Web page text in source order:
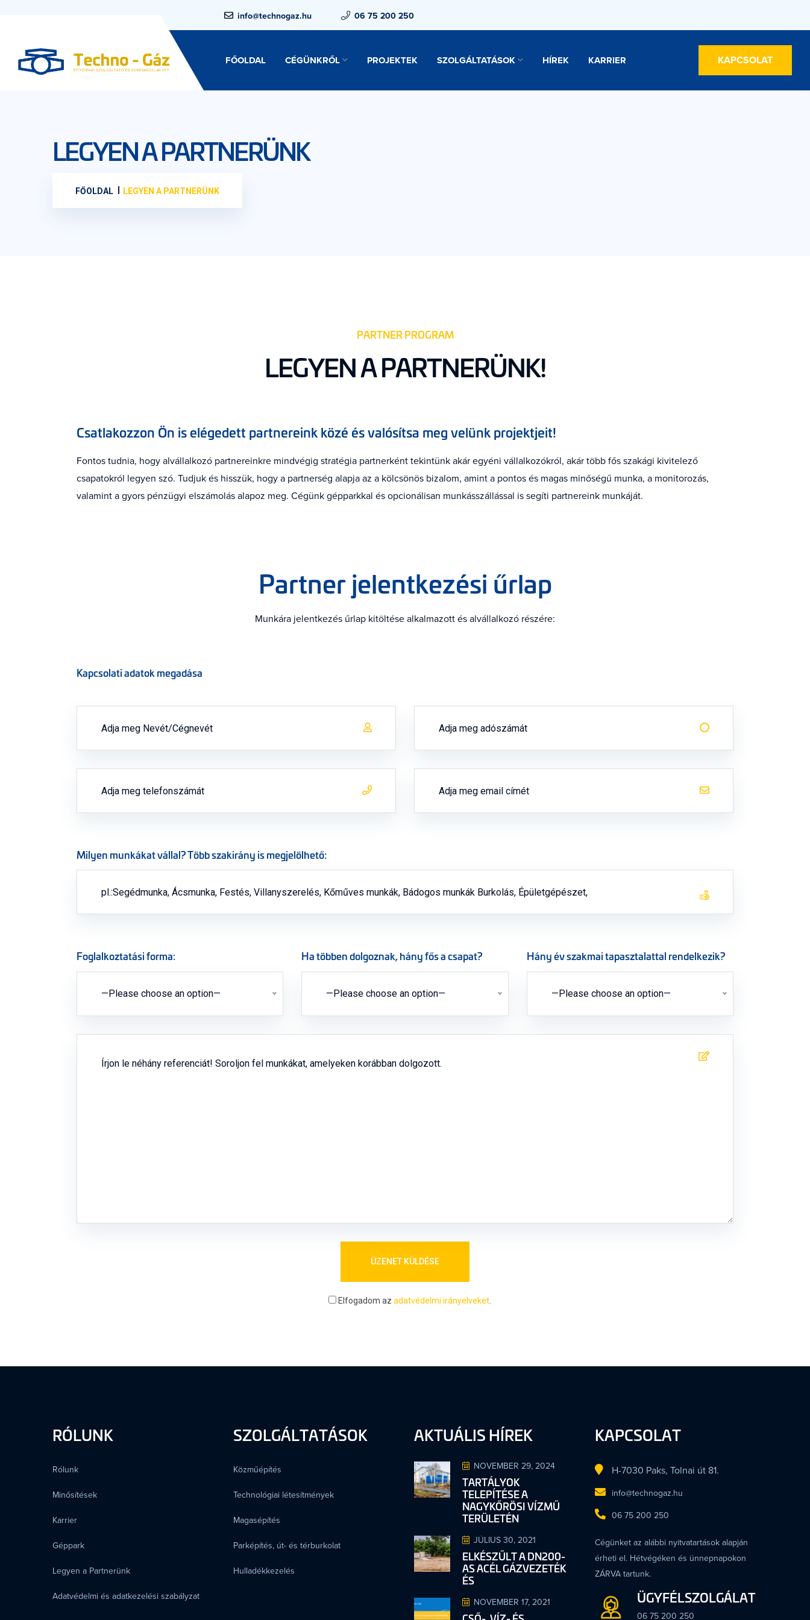
info@technogaz.hu 06 75 200 250
KAPCSOLAT
FŐOLDAL CÉGÜNKRŐL PROJEKTEK SZOLGÁLTATÁSOK HÍREK KARRIER
LEGYEN A PARTNERÜNK
FŐOLDAL LEGYEN A PARTNERÜNK
PARTNER PROGRAM
LEGYEN A PARTNERÜNK!
Csatlakozzon Ön is elégedett partnereink közé és valósítsa meg velünk projektjeit!
Fontos tudnia, hogy alvállalkozó partnereinkre mindvégig stratégia partnerként tekintünk akár egyéni vállalkozókról, akár több fős szakági kivitelező
csapatokról legyen szó. Tudjuk és hisszük, hogy a partnerség alapja az a kölcsönös bizalom, amint a pontos és magas minőségű munka, a monitorozás,
valamint a gyors pénzügyi elszámolás alapoz meg. Cégünk gépparkkal és opcionálisan munkásszállással is segíti partnereink munkáját.
Partner jelentkezési űrlap
Munkára jelentkezés űrlap kitöltése alkalmazott és alvállalkozó részére:
Kapcsolati adatok megadása
Milyen munkákat vállal? Több szakirány is megjelölhető:
Foglalkoztatási forma:
—Please choose an option—
Ha többen dolgoznak, hány fős a csapat?
—Please choose an option—
Hány év szakmai tapasztalattal rendelkezik?
—Please choose an option—
Elfogadom az adatvédelmi irányelveket
RÓLUNK
Rólunk
Minősítések
Karrier
Géppark
Legyen a Partnerünk
Adatvédelmi és adatkezelési szabályzat
SZOLGÁLTATÁSOK
Közműépítés
Technológiai létesítmények
Magasépítés
Parképítés, út- és térburkolat
Hulladékkezelés
AKTUÁLIS HÍREK
NOVEMBER 29, 2024
TARTÁLYOK
TELEPÍTÉSE A
NAGYKŐRÖSI VÍZMŰ
TERÜLETÉN
JÚLIUS 30, 2021
ELKÉSZŰLT A DN200-
AS ACÉL GÁZVEZETÉK
ÉS
NOVEMBER 17, 2021
KAPCSOLAT
H-7030 Paks, Tolnai út 81.
info@technogaz.hu
06 75 200 250
Cégünket az alábbi nyitvatartások alapján
érheti el. Hétvégéken és ünnepnapokon
ZÁRVA tartunk.
ÜGYFÉLSZOLGÁLAT
06 75 200 250